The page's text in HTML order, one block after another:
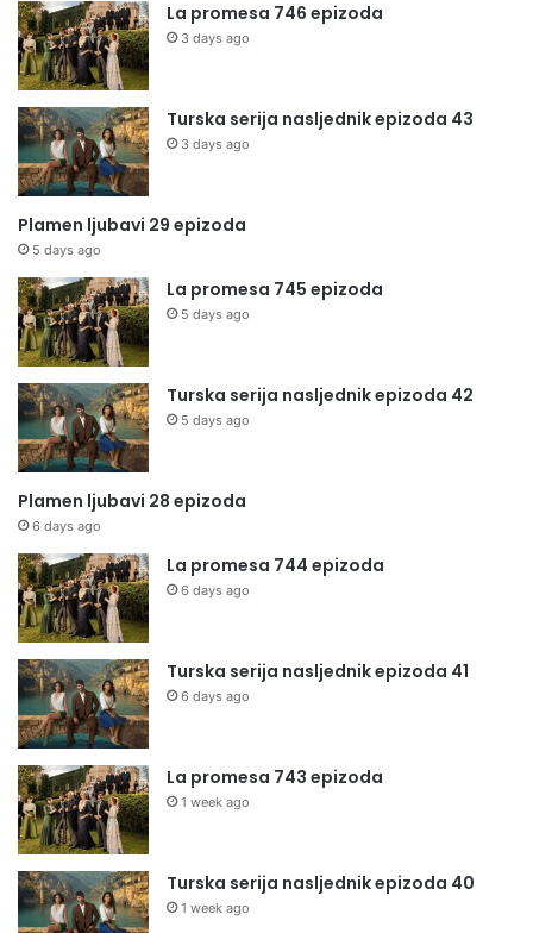
La promesa 746 epizoda
3 days ago
Turska serija nasljednik epizoda 43
3 days ago
Plamen ljubavi 29 epizoda
5 days ago
La promesa 745 epizoda
5 days ago
Turska serija nasljednik epizoda 42
5 days ago
Plamen ljubavi 28 epizoda
6 days ago
La promesa 744 epizoda
6 days ago
Turska serija nasljednik epizoda 41
6 days ago
La promesa 743 epizoda
1 week ago
Turska serija nasljednik epizoda 40
1 week ago